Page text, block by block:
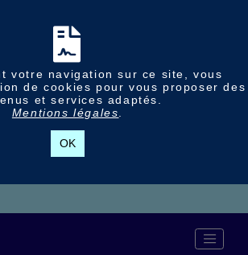
votre navigation sur ce site, vous
de cookies pour vous proposer des
et services adaptés.
Mentions légales
OK